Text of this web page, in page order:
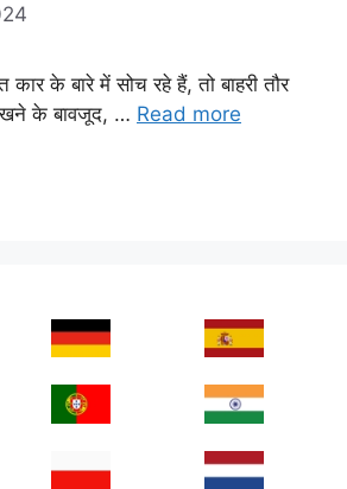
के बारे में सोच रहे हैं, तो बाहरी तौर
के बावजूद, … Read more